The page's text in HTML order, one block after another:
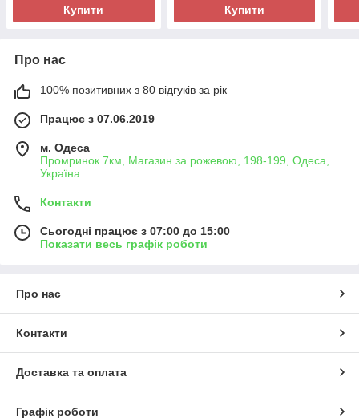
Купити Купити
Про нас
100% позитивних з 80 відгуків за рік
Працює з 07.06.2019
м. Одеса
Промринок 7км, Магазин за рожевою, 198-199, Одеса,
Україна
Контакти
Сьогодні працює з 07:00 до 15:00
Показати весь графік роботи
Про нас
Контакти
Доставка та оплата
Графік роботи